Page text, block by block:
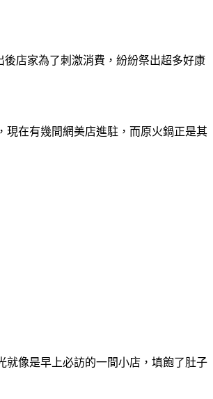
店家為了刺激消費，紛紛祭出超多好康
現在有幾間網美店進駐，而原火鍋正是其
就像是早上必訪的一間小店，填飽了肚子